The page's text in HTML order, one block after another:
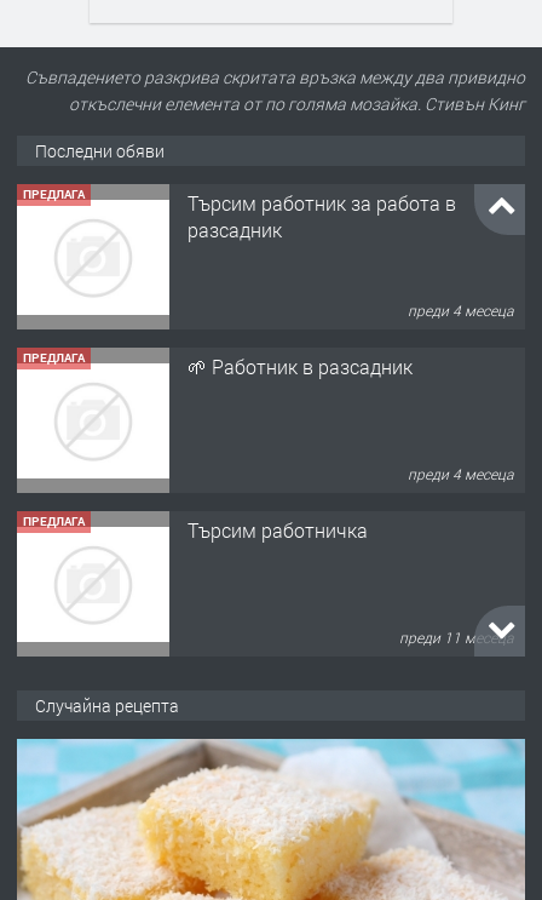
Съвпадението разкрива скритата връзка между два привидно
откъслечни елемента от по голяма мозайка. Стивън Кинг
Последни обяви
ПРЕДЛАГА
Търсим работник за работа в
разсадник
преди 4 месеца
ПРЕДЛАГА 🌱 Работник в разсадник
преди 4 месеца
ПРЕДЛАГА Търсим работничка
преди 11 месеца
преди 1 година
ПРЕДЛАГА Работа за общи работници
Случайна рецепта